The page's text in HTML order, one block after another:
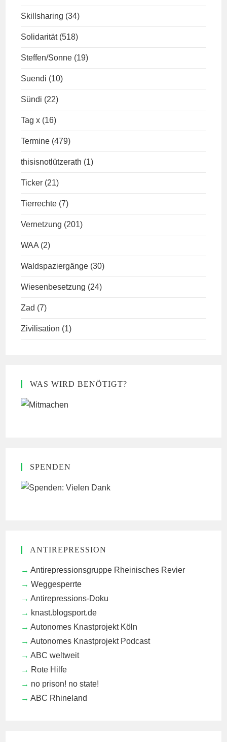
Skillsharing (34)
Solidarität (518)
Steffen/Sonne (19)
Suendi (10)
Sündi (22)
Tag x (16)
Termine (479)
thisisnotlützerath (1)
Ticker (21)
Tierrechte (7)
Vernetzung (201)
WAA (2)
Waldspaziergänge (30)
Wiesenbesetzung (24)
Zad (7)
Zivilisation (1)
WAS WIRD BENÖTIGT?
SPENDEN
ANTIREPRESSION
Antirepressionsgruppe Rheinisches Revier
Weggesperrte
Antirepressions-Doku
knast.blogsport.de
Autonomes Knastprojekt Köln
Autonomes Knastprojekt Podcast
ABC weltweit
Rote Hilfe
no prison! no state!
ABC Rhineland